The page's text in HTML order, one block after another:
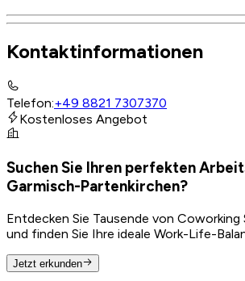
Kontaktinformationen
Telefon:+49 8821 7307370
Kostenloses Angebot
Suchen Sie Ihren perfekten
Garmisch-Partenkirchen?
Entdecken Sie Tausende von
und finden Sie Ihre ideale Work-Life-
Jetzt erkunden